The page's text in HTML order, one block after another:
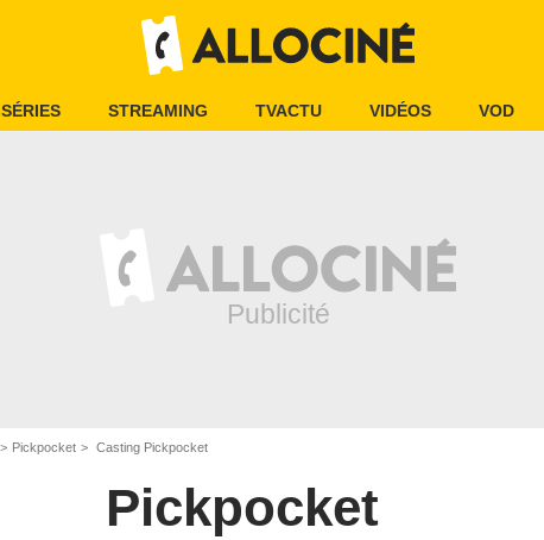
SÉRIES STREAMING TVACTU VIDÉOS VOD
Pickpocket Casting Pickpocket
Pickpocket